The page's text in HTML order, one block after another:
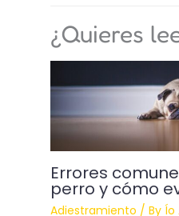
¿Quieres
Errores
perro y cómo
Adiestramiento / By Ío